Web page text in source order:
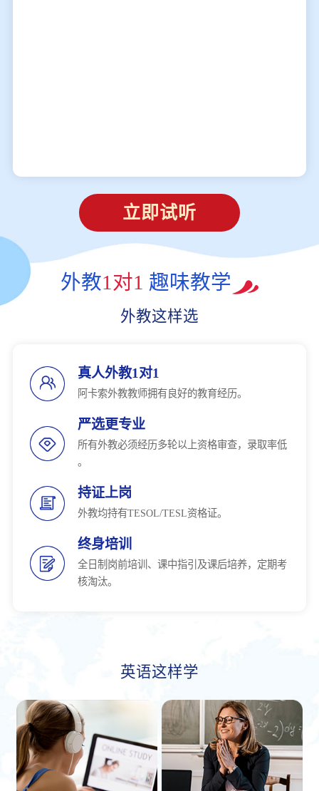
立即试听
外教1对1 趣味教学
外教这样选
真人外教1对1
阿卡索外教教师拥有良好的教育经历。
严选更专业
所有外教必须经历多轮以上资格审查，录取率低
。
持证上岗
外教均持有TESOL/TESL资格证。
终身培训
全日制岗前培训、课中指引及课后培养，定期考
核淘汰。
英语这样学